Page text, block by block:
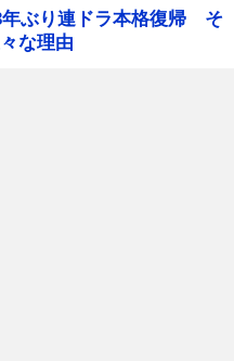
年ぶり連ドラ本格復帰 そ
な理由